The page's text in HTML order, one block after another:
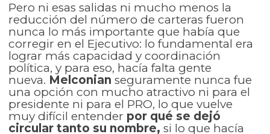
Pero ni esas salidas ni mucho menos la
reducción del número de carteras fueron
nunca lo más importante que había que
corregir en el Ejecutivo: lo fundamental era
lograr más capacidad y coordinación
política, y para eso, hacía falta gente
nueva. Melconian seguramente nunca fue
una opción con mucho atractivo ni para el
presidente ni para el PRO, lo que vuelve
muy difícil entender por qué se dejó
circular tanto su nombre, si lo que hacía